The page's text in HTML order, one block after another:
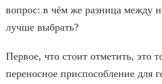
вопрос: в чём же разница между
лучше выбрать?
Первое, что стоит отметить, это
переносное приспособление для